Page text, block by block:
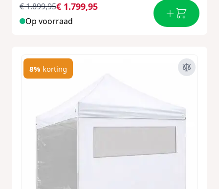
€ 1.799,95
€ 1.899,95
Op voorraad
8% korting